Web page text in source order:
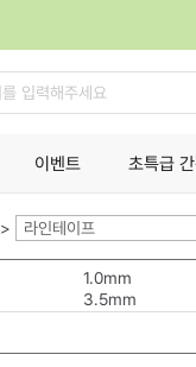
이벤트 초특급
> 라인테이프
1.0mm
3.5mm